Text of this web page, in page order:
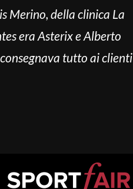
Merino, della clinica La
era Asterix e Alberto
tutto ai clienti